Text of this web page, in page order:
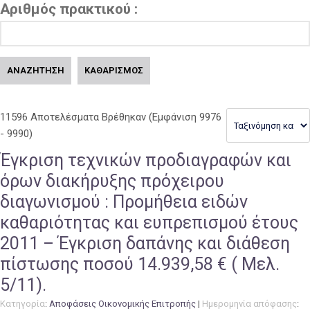
Αριθμός πρακτικού :
ΑΝΑΖΗΤΗΣΗ ΚΑΘΑΡΙΣΜΟΣ
11596 Αποτελέσματα Βρέθηκαν (Εμφάνιση 9976
- 9990)
Έγκριση τεχνικών προδιαγραφών και
όρων διακήρυξης πρόχειρου
διαγωνισμού : Προμήθεια ειδών
καθαριότητας και ευπρεπισμού έτους
2011 – Έγκριση δαπάνης και διάθεση
πίστωσης ποσού 14.939,58 € ( Μελ.
5/11).
Κατηγορία: Αποφάσεις Οικονομικής Επιτροπής | Ημερομηνία απόφασης: